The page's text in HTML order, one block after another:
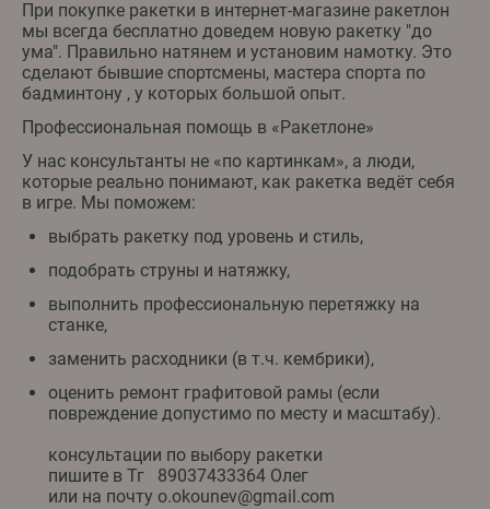
При покупке ракетки в интернет-магазине ракетлон
мы всегда бесплатно доведем новую ракетку "до
ума". Правильно натянем и установим намотку. Это
сделают бывшие спортсмены, мастера спорта по
бадминтону , у которых большой опыт.
Профессиональная помощь в «Ракетлоне»
У нас консультанты не «по картинкам», а люди,
которые реально понимают, как ракетка ведёт себя
в игре. Мы поможем:
выбрать ракетку под уровень и стиль,
подобрать струны и натяжку,
выполнить профессиональную перетяжку на
станке,
заменить расходники (в т.ч. кембрики),
оценить ремонт графитовой рамы (если
повреждение допустимо по месту и масштабу).
консультации по выбору ракетки
пишите в Тг 89037433364 Олег
или на почту o.okounev@gmail.com